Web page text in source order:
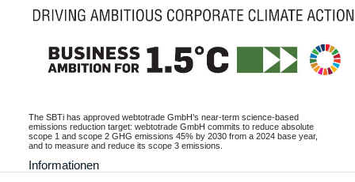
The SBTi has approved webtotrade GmbH’s near-term science-based
emissions reduction target: webtotrade GmbH commits to reduce absolute
scope 1 and scope 2 GHG emissions 45% by 2030 from a 2024 base year,
and to measure and reduce its scope 3 emissions.
Informationen